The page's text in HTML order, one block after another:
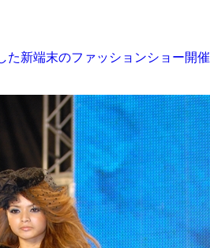
た新端末のファッションショー開催